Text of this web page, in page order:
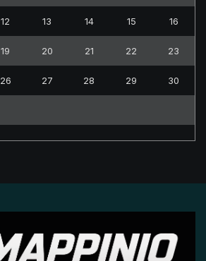
12 13 14 15 16
19 20 21 22 23
26 27 28 29 30